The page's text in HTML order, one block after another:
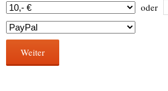
oder
Weiter